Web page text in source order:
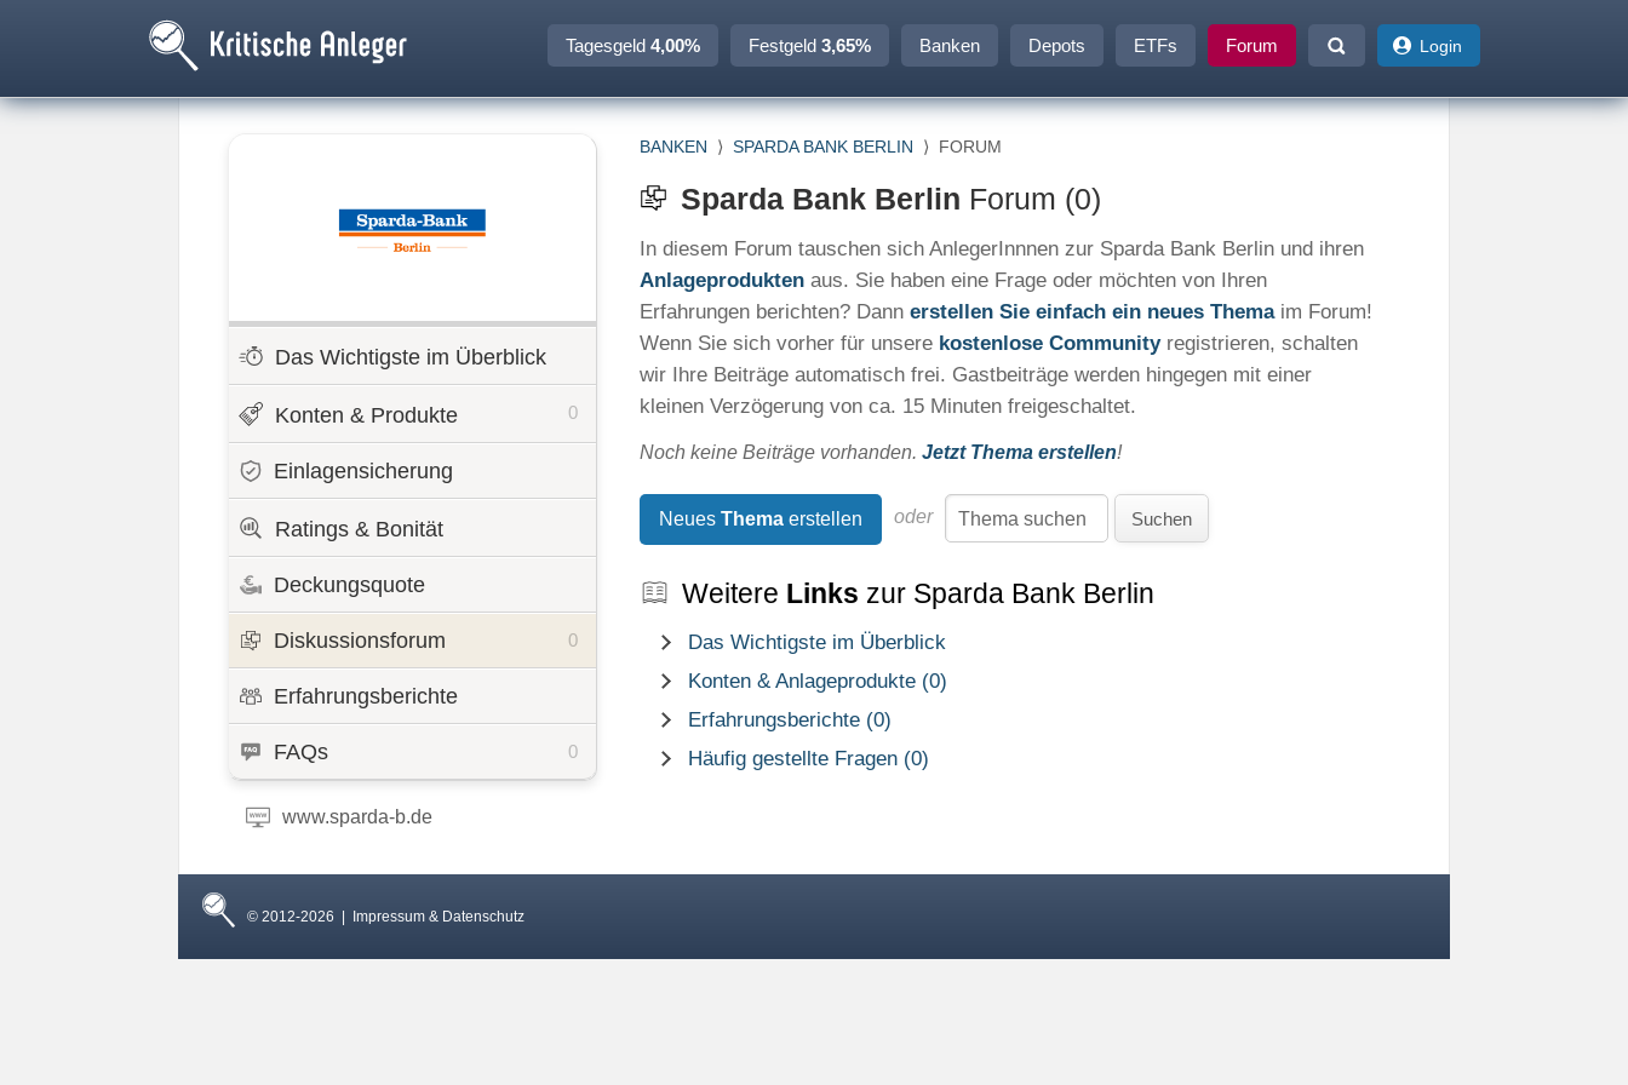
Tagesgeld 4,00% Festgeld 3,65% Banken Depots ETFs Forum Login
Das Wichtigste im Überblick
Konten & Produkte 0
Einlagensicherung
Ratings & Bonität
Deckungsquote
Diskussionsforum 0
Erfahrungsberichte
FAQs 0
www.sparda-b.de
BANKEN ⟩ SPARDA BANK BERLIN ⟩ FORUM
Sparda Bank Berlin Forum (0)
In diesem Forum tauschen sich AnlegerInnnen zur Sparda Bank Berlin und ihren
Anlageprodukten aus. Sie haben eine Frage oder möchten von Ihren
Erfahrungen berichten? Dann erstellen Sie einfach ein neues Themaim Forum!
Wenn Sie sich vorher für unsere kostenlose Communityregistrieren, schalten
wir Ihre Beiträge automatisch frei. Gastbeiträge werden hingegen mit einer
kleinen Verzögerung von ca. 15 Minuten freigeschaltet.
Noch keine Beiträge vorhanden. Jetzt Thema erstellen!
Neues Thema erstellen oder Suchen
Weitere Links zur Sparda Bank Berlin
Das Wichtigste im Überblick
Konten & Anlageprodukte (0)
Erfahrungsberichte (0)
Häufig gestellte Fragen (0)
© 2012-2026 | Impressum & Datenschutz